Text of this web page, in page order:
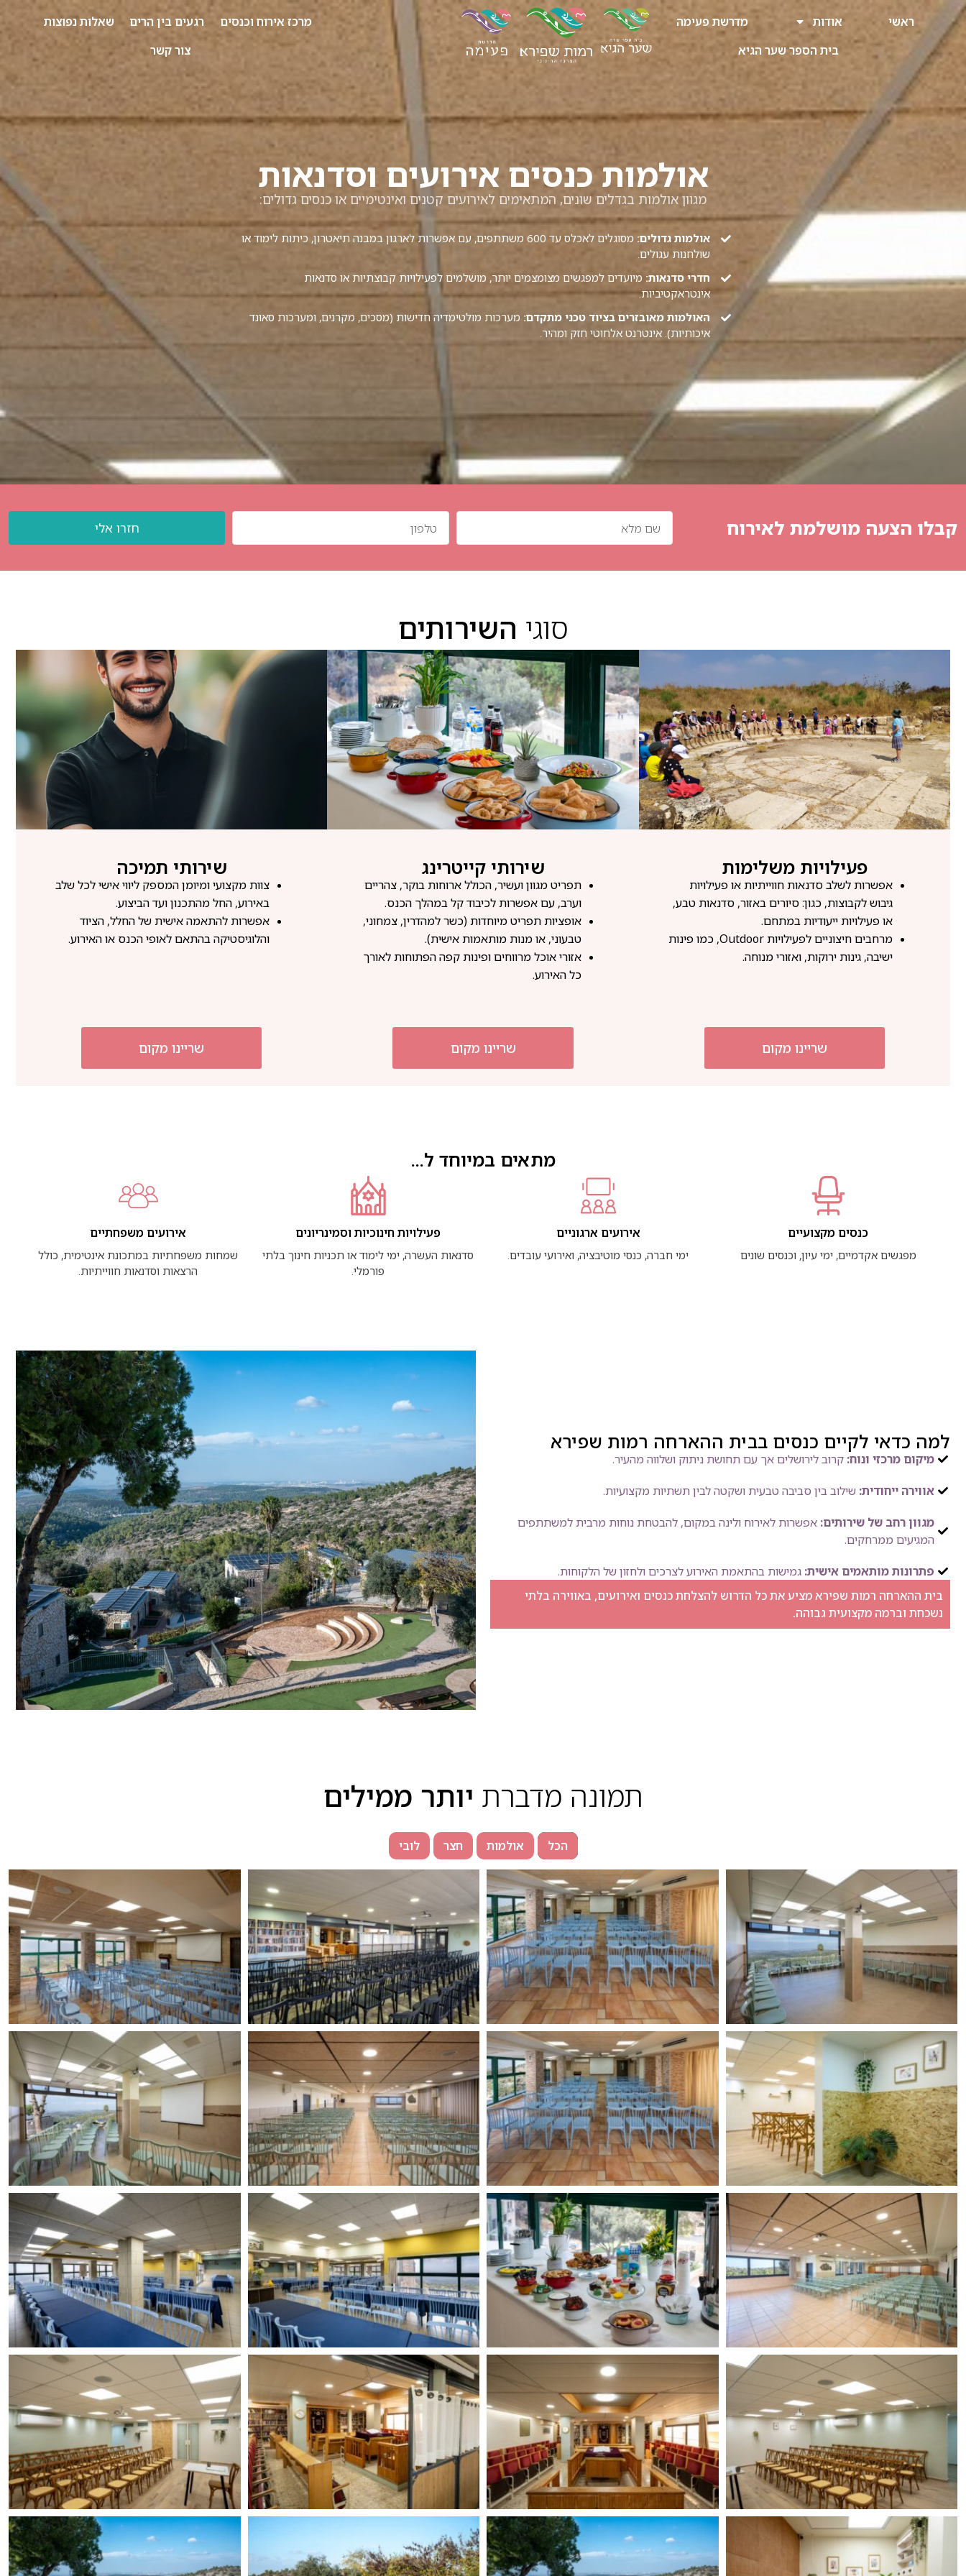
ראשי אודות
מדרשת פעימה
בית הספר שער הגיא
מרכז אירוח וכנסים רגעים בין הרים
שאלות נפוצות
צור קשר
אולמות כנסים אירועים וסדנאות
מגוון אולמות בגדלים שונים, המתאימים לאירועים קטנים ואינטימיים או כנסים גדולים:
אולמות גדולים:
מסוגלים לאכלס עד 600 משתתפים, עם אפשרות לארגון במבנה תיאטרון, כיתות לימוד או
שולחנות עגולים.
חדרי סדנאות: מיועדים למפגשים מצומצמים יותר, מושלמים לפעילויות קבוצתיות או סדנאות
אינטראקטיביות.
האולמות מאובזרים בציוד טכני מתקדם: מערכות מולטימדיה חדישות (מסכים, מקרנים, ומערכות סאונד
איכותיות). אינטרנט אלחוטי חזק ומהיר.
קבלו הצעה מושלמת לאירוח חזרו אלי
סוגי השירותים
פעילויות משלימות
אפשרות לשלב סדנאות חווייתיות או פעילויות
גיבוש לקבוצות, כגון: סיורים באזור, סדנאות טבע,
או פעילויות ייעודיות במתחם.
מרחבים חיצוניים לפעילויות Outdoor, כמו פינות
ישיבה, גינות ירוקות, ואזורי מנוחה.
שריינו מקום
שירותי קייטרינג
תפריט מגוון ועשיר, הכולל ארוחות בוקר, צהריים
וערב, עם אפשרות לכיבוד קל במהלך הכנס.
אופציות תפריט מיוחדות (כשר למהדרין, צמחוני,
טבעוני, או מנות מותאמות אישית).
אזורי אוכל מרווחים ופינות קפה הפתוחות לאורך
כל האירוע.
שריינו מקום
שירותי תמיכה
צוות מקצועי ומיומן המספק ליווי אישי לכל שלב
באירוע, החל מהתכנון ועד הביצוע.
אפשרות להתאמה אישית של החלל, הציוד
והלוגיסטיקה בהתאם לאופי הכנס או האירוע.
שריינו מקום
מתאים במיוחד ל...
כנסים מקצועיים
מפגשים אקדמיים, ימי עיון, וכנסים שונים
אירועים ארגוניים
ימי חברה, כנסי מוטיבציה, ואירועי עובדים.
פעילויות חינוכיות וסמינריונים
סדנאות העשרה, ימי לימוד או תכניות חינוך בלתי
פורמלי.
אירועים משפחתיים
שמחות משפחתיות במתכונת אינטימית, כולל
הרצאות וסדנאות חווייתיות.
למה כדאי לקיים כנסים בבית ההארחה רמות שפירא
מיקום מרכזי ונוח: קרוב לירושלים אך עם תחושת ניתוק ושלווה מהעיר.
אווירה ייחודית: שילוב בין סביבה טבעית ושקטה לבין תשתיות מקצועיות.
מגוון רחב של שירותים: אפשרות לאירוח ולינה במקום, להבטחת נוחות מרבית למשתתפים
המגיעים ממרחקים.
פתרונות מותאמים אישית: גמישות בהתאמת האירוע לצרכים ולחזון של הלקוחות.
בית ההארחה רמות שפירא מציע את כל הדרוש להצלחת כנסים ואירועים, באווירה בלתי
נשכחת וברמה מקצועית גבוהה.
תמונה מדברת יותר ממילים
הכל אולמות חצר לובי